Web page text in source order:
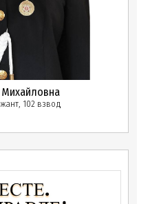
Михайловна
102 взвод